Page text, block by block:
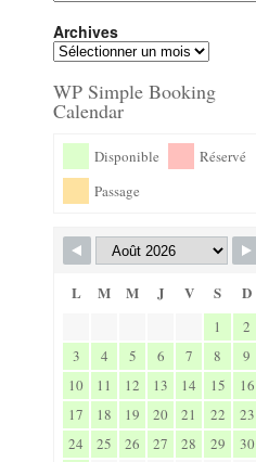
Archives
WP Simple Booking
Calendar
Disponible
Réservé
Passage
L M M J V S D
1
2
3
4 5 6 7 8
9
10
11 12 13 14 15
16
17
18 19 20 21 22
23
24
25 26 27 28 29 30